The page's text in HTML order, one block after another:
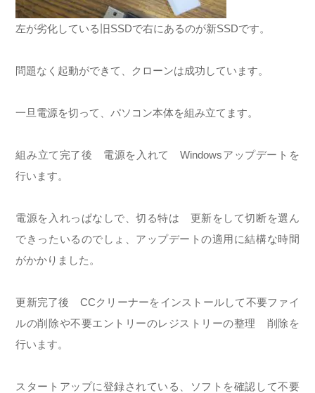
左が劣化している旧SSDで右にあるのが新SSDです。
問題なく起動ができて、クローンは成功しています。
一旦電源を切って、パソコン本体を組み立てます。
組み立て完了後 電源を入れて Windowsアップデートを
行います。
電源を入れっぱなしで、切る特は 更新をして切断を選ん
できったいるのでしょ、アップデートの適用に結構な時間
がかかりました。
更新完了後 CCクリーナーをインストールして不要ファイ
ルの削除や不要エントリーのレジストリーの整理 削除を
行います。
スタートアップに登録されている、ソフトを確認して不要